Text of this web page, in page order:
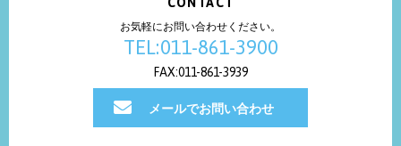
CONTACT
お気軽にお問い合わせください。
TEL:011-861-3900
FAX:011-861-3939
メールでお問い合わせ